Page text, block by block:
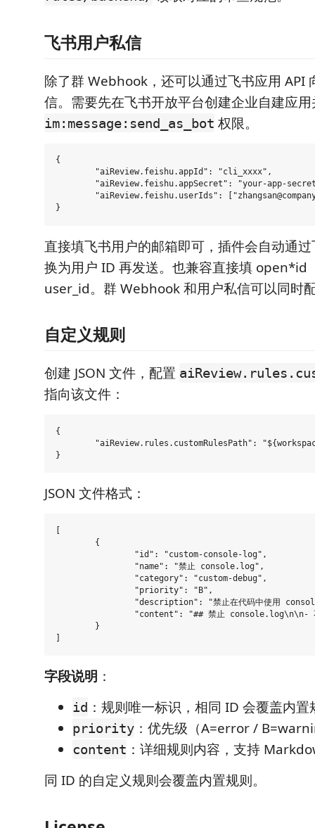
飞书用户私信
除了群 Webhook，还可以通过飞书应用 API
信。需要先在飞书开放平台创建企业自建应
im:message:send_as_bot 权限。
{
直接填飞书用户的邮箱即可，插件会自动通
换为用户 ID 再发送。也兼容直接填 open*id
user_id。群 Webhook 和用户私信可以同时
自定义规则
创建 JSON 文件，配置
指向该文件：
{
JSON 文件格式：
字段说明 ：
id ：规则唯一标识，相同 ID 会覆盖内置
priority ：优先级（A=error /
content ：详细规则内容，支持
同 ID 的自定义规则会覆盖内置规则。